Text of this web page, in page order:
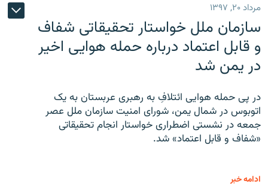
مرداد ۲۰, ۱۳۹۷
سازمان ملل خواستار تحقیقاتی شفاف
و قابل اعتماد درباره حمله هوایی اخیر
در یمن شد
در پی حمله هوایی ائتلافِ به رهبری عربستان به یک
اتوبوس در شمال یمن، شورای امنیت سازمان ملل عصر
جمعه در نشستی اضطراری خواستار انجام تحقیقاتی
«شفاف و قابل اعتماد» شد.
ادامه خبر